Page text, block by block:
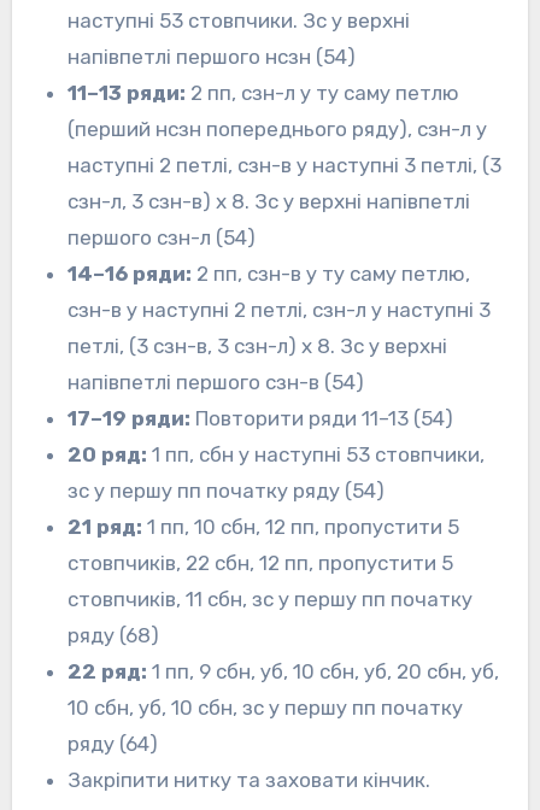
наступні 53 стовпчики. Зс у верхні
напівпетлі першого нсзн (54)
11–13 ряди: 2 пп, сзн-л у ту саму петлю
(перший нсзн попереднього ряду), сзн-л у
наступні 2 петлі, сзн-в у наступні 3 петлі, (3
сзн-л, 3 сзн-в) х 8. Зс у верхні напівпетлі
першого сзн-л (54)
14–16 ряди: 2 пп, сзн-в у ту саму петлю,
сзн-в у наступні 2 петлі, сзн-л у наступні 3
петлі, (3 сзн-в, 3 сзн-л) x 8. Зс у верхні
напівпетлі першого сзн-в (54)
17–19 ряди: Повторити ряди 11–13 (54)
20 ряд: 1 пп, сбн у наступні 53 стовпчики,
зс у першу пп початку ряду (54)
21 ряд: 1 пп, 10 сбн, 12 пп, пропустити 5
стовпчиків, 22 сбн, 12 пп, пропустити 5
стовпчиків, 11 сбн, зс у першу пп початку
ряду (68)
22 ряд: 1 пп, 9 сбн, уб, 10 сбн, уб, 20 сбн, уб,
10 сбн, уб, 10 сбн, зс у першу пп початку
ряду (64)
Закріпити нитку та заховати кінчик.